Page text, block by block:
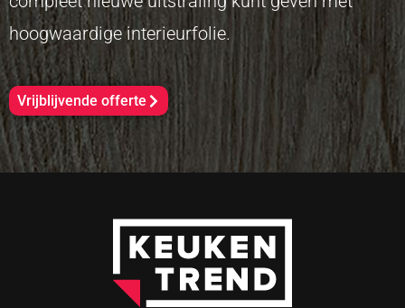
hoogwaardige interieurfolie.
Vrijblijvende offerte